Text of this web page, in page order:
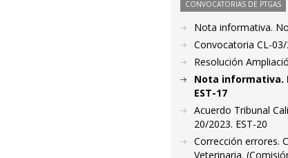
CONVOCATORIAS DE PTGAS
Nota informativa.
Convocatoria CL-
Resolución
Nota informativa.
EST-17
Acuerdo Tribunal
20/2023. EST-20
Corrección errores.
Veterinaria.